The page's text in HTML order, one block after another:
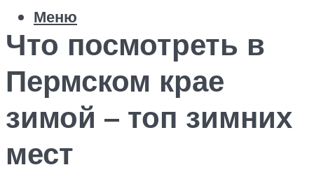
Меню
Что посмотреть в
Пермском крае
зимой – топ зимних
мест